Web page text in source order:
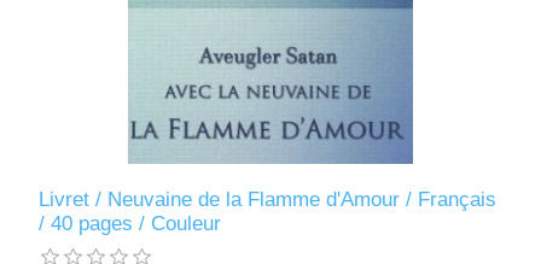
Livret / Neuvaine de la Flamme d'Amour / Français
/ 40 pages / Couleur